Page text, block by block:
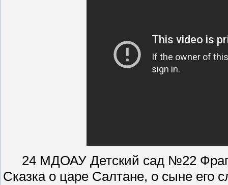
24 МДОАУ Детский сад №22
Сказка о царе Салтане, о сыне его